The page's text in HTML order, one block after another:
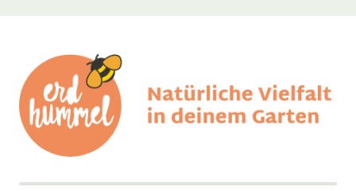
content
erdhummel